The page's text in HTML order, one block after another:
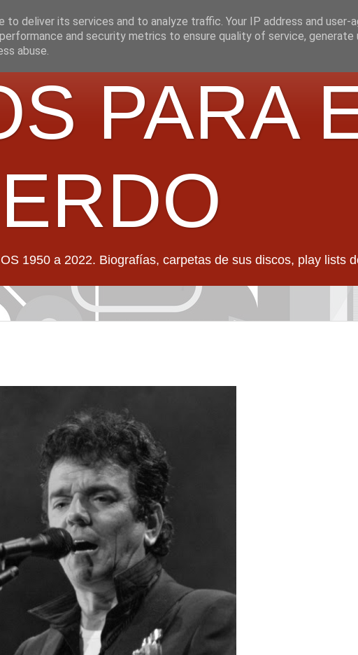
PARA
1950 a 2022. Biografías, carpetas de sus discos, play lists
to deliver its services and to analyze traffic. Your IP address and user-
and security metrics to ensure quality of service, generate
abuse.